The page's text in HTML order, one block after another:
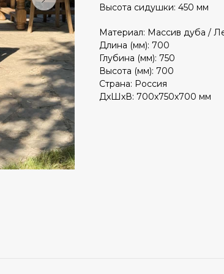
на заказ
вся мебель
весь декор
все зеркала и искусство
Высота сидушки: 450 мм
Материал: Массив дуба /
Длина (мм): 700
Глубина (мм): 750
Высота (мм): 700
Страна: Россия
ДxШxВ: 700x750x700 мм